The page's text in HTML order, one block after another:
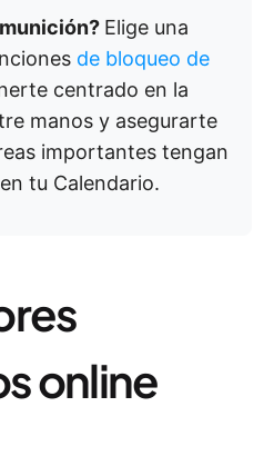
Elige una
de bloqueo de
centrado en la
manos y asegurarte
importantes tengan
tu Calendario.
online